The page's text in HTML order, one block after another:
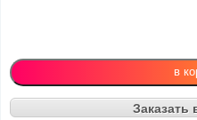
Заказать